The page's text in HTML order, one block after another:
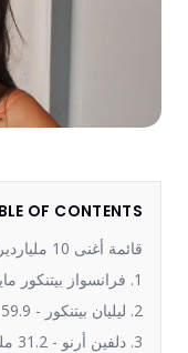
OF CONTENTS
قائمة أغنى 10 مليارديرات في فرنسا 2026
1. فرانسواز بيتنكور مايرز - 88.8 مليار دولار
2. ليليان بيتنكور - 59.9 مليار دولار
3. دلفين أرنو - 31.2 مليار دولار